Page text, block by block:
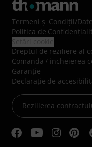
Termeni şi Condiţii/
Politica de
Dreptul de reziliere al
Comanda / incheierea
Garanție
Declarație de
Rezilierea